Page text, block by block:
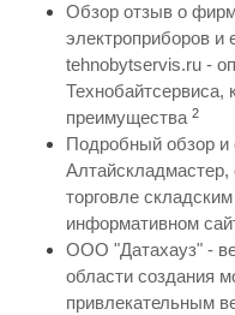
Обзор отзыв о
электроприборов и
tehnobytservis.ru -
Технобайтсервиса,
преимущества 2
Подробный обзор и
торговле
информативном
ООО "Датахауз" -
области создания
привлекательным